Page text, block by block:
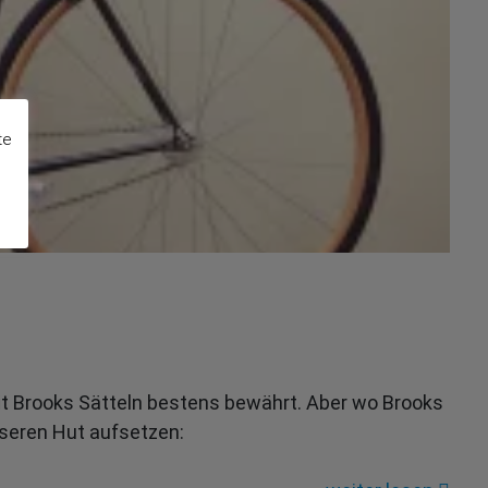
Sätteln bestens bewährt. Aber wo Brooks
Hut aufsetzen: